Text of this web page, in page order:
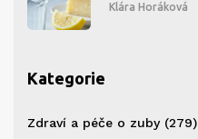
Klára Horáková
Kategorie
Zdraví a péče o zuby (279)